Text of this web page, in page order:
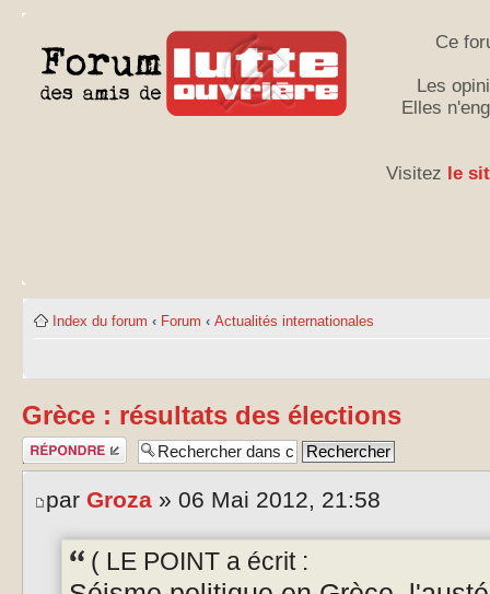
Ce
Les
Elles
Visitez le
Index du forum ‹ Forum ‹ Actualités internationales
Grèce : résultats des élections
Publier une
réponse
par Groza » 06 Mai 2012, 21:58
( LE POINT a écrit :